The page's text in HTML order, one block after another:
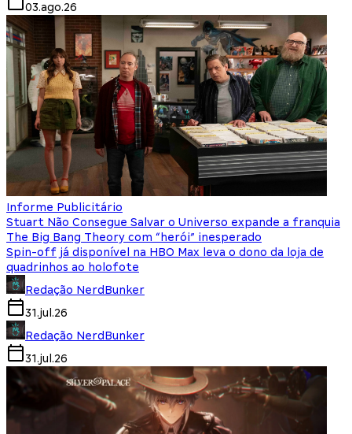
03.ago.26
Informe Publicitário
Stuart Não Consegue Salvar o Universo expande a franquia
The Big Bang Theory com “herói” inesperado
Spin-off já disponível na HBO Max leva o dono da loja de
quadrinhos ao holofote
Redação NerdBunker
31.jul.26
Redação NerdBunker
31.jul.26